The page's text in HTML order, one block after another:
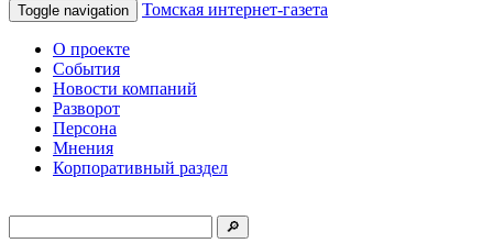
Toggle navigation Томская интернет-газета
О проекте
События
Новости компаний
Разворот
Персона
Мнения
Корпоративный раздел